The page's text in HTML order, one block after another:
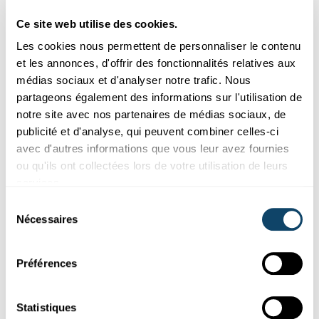
Ce site web utilise des cookies.
Les cookies nous permettent de personnaliser le contenu
et les annonces, d'offrir des fonctionnalités relatives aux
médias sociaux et d'analyser notre trafic. Nous
partageons également des informations sur l'utilisation de
notre site avec nos partenaires de médias sociaux, de
publicité et d'analyse, qui peuvent combiner celles-ci
avec d'autres informations que vous leur avez fournies
ou qu'ils ont collectées lors de votre utilisation de leurs
Nécessaires
Préférences
Statistiques
données ;
L’événement à la Rockhal prévoit
également un concert avec Pol
Lombarte...
Oui, Pol est aussi un cyborg. Il fait de l’art à l’aide des
battements de son cœur en direct sur Internet. Son projet
artistique consiste donc à commercialiser les battements
de son cœur. Nous allons faire de la musique ensemble
lors de l’événement à la Rockhal, Pol à l’aide des
des visages des spectateurs.